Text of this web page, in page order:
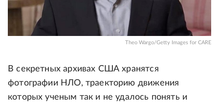
Theo Wargo/Getty Images for CARE
В секретных архивах США хранятся
фотографии НЛО, траекторию движения
которых ученым так и не удалось понять и